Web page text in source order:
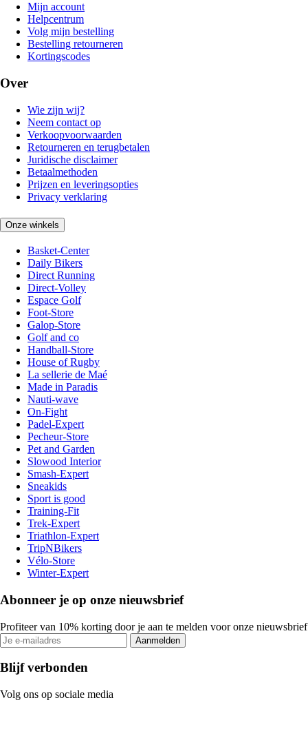
Mijn account
Helpcentrum
Volg mijn bestelling
Bestelling retourneren
Kortingscodes
Over
Wie zijn wij?
Neem contact op
Verkoopvoorwaarden
Retourneren en terugbetalen
Juridische disclaimer
Betaalmethoden
Prijzen en leveringsopties
Privacy verklaring
Onze winkels
Basket-Center
Daily Bikers
Direct Running
Direct-Volley
Espace Golf
Foot-Store
Galop-Store
Golf and co
Handball-Store
House of Rugby
La sellerie de Maé
Made in Paradis
Nauti-wave
On-Fight
Padel-Expert
Pecheur-Store
Pet and Garden
Slowood Interior
Smash-Expert
Sneakids
Sport is good
Training-Fit
Trek-Expert
Triathlon-Expert
TripNBikers
Vélo-Store
Winter-Expert
Abonneer je op onze nieuwsbrief
Profiteer van 10% korting door je aan te melden voor onze nieuwsbrief
Aanmelden
Blijf verbonden
Volg ons op sociale media